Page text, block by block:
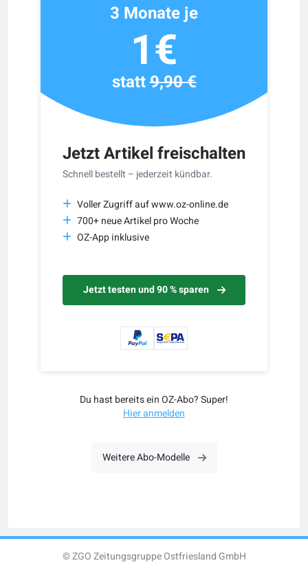
Jetzt Artikel freischalten
Schnell bestellt – jederzeit kündbar.
Voller Zugriff auf www.oz-online.de
700+ neue Artikel pro Woche
OZ-App inklusive
Jetzt testen und 90 % sparen
3 Monate je
1€
statt9,90 €
Du hast bereits ein OZ-Abo? Super!
Hier anmelden
Weitere Abo-Modelle
© ZGO Zeitungsgruppe Ostfriesland GmbH